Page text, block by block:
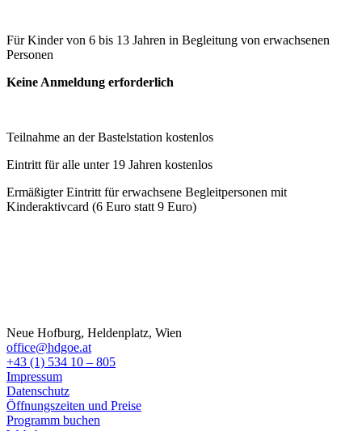
Für Kinder von 6 bis 13 Jahren in Begleitung von erwachsenen
Personen
Keine Anmeldung erforderlich
Teilnahme an der Bastelstation kostenlos
Eintritt für alle unter 19 Jahren kostenlos
Ermäßigter Eintritt für erwachsene Begleitpersonen mit
Kinderaktivcard (6 Euro statt 9 Euro)
Neue Hofburg, Heldenplatz, Wien
office@hdgoe.at
+43 (1) 534 10 – 805
Impressum
Datenschutz
Öffnungszeiten und Preise
Programm buchen